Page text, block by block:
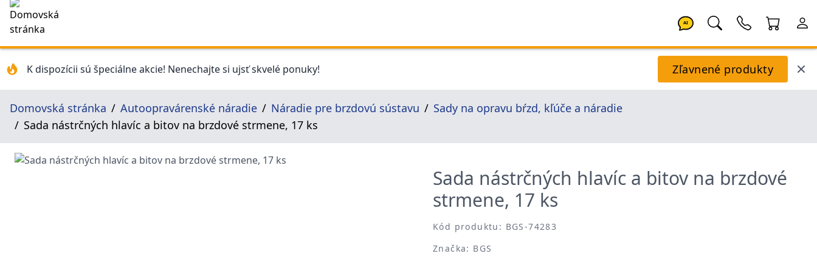
AI
K dispozícii sú špeciálne akcie! Nenechajte si ujsť skvelé ponuky! Zľavnené produkty
Domovská stránka Autoopravárenské náradie Náradie pre brzdovú sústavu
Sady na opravu bŕzd, kľúče a náradie
Sada nástrčných hlavíc a bitov na brzdové strmene, 17 ks
Sada nástrčných hlavíc a bitov na brzdové
strmene, 17 ks
Kód produktu: BGS-74283
Značka: BGS